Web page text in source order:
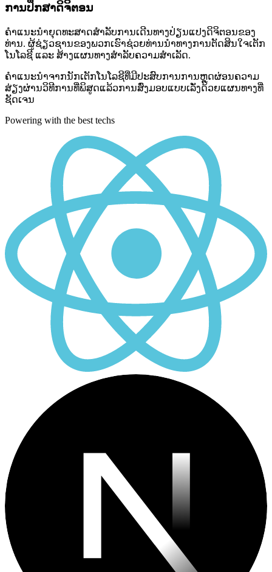
ການປຶກສາດິຈິຕອນ
ຄຳແນະນຳຍຸດທະສາດສຳລັບການເດີນທາງປ່ຽນແປງດິຈິຕອນຂອງ
ທ່ານ. ຜູ້ຊ່ຽວຊານຂອງພວກເຮົາຊ່ວຍທ່ານນຳທາງການຕັດສິນໃຈເຕັກ
ໂນໂລຊີ ແລະ ສ້າງແຜນທາງສຳລັບຄວາມສຳເລັດ.
ຄຳແນະນຳຈາກນັກເຕັກໂນໂລຊີທີ່ມີປະສົບການການຫຼຸດຜ່ອນຄວາມ
ສ່ຽງຜ່ານວິທີການທີ່ພິສູດແລ້ວການສົ່ງມອບແບບເລັ່ງດ້ວຍແຜນທາງທີ່
ຊັດເຈນ
Powering with the best techs